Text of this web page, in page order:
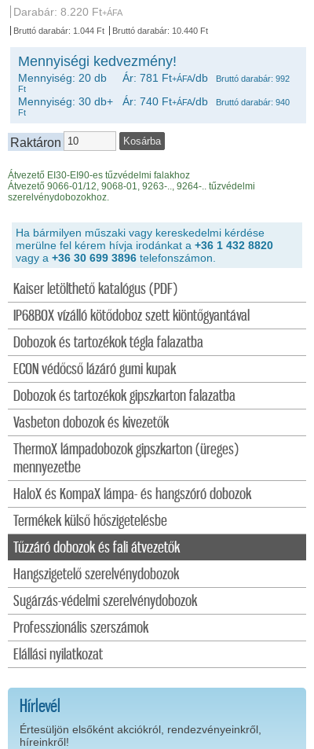
Kaiser letölthető katalógus (PDF)
IP68BOX vízálló kötődoboz szett kiöntőgyantával
Dobozok és tartozékok tégla falazatba
ECON védőcső lázáró gumi kupak
Dobozok és tartozékok gipszkarton falazatba
Vasbeton dobozok és kivezetők
ThermoX lámpadobozok gipszkarton (üreges)
mennyezetbe
HaloX és KompaX lámpa- és hangszóró dobozok
Termékek külső hőszigetelésbe
Tűzzáró dobozok és fali átvezetők
Hangszigetelő szerelvénydobozok
Sugárzás-védelmi szerelvénydobozok
Professzionális szerszámok
Elállási nyilatkozat
Hírlevél
Értesüljön elsőként akciókról, rendezvényeinkről,
híreinkről!
Darabár: 8.220 Ft+ÁFA
Bruttó darabár: 1.044 Ft
Bruttó darabár: 10.440 Ft
Mennyiségi kedvezmény!
Mennyiség: 20 db Ár: 781 Ft+ÁFA/db
Bruttó darabár: 992
Ft
Mennyiség: 30 db+ Ár: 740 Ft+ÁFA/db
Bruttó darabár: 940
Ft
Raktáron
Átvezető EI30-EI90-es tűzvédelmi falakhoz
Átvezető 9066-01/12, 9068-01, 9263-.., 9264-.. tűzvédelmi
szerelvénydobozokhoz.
Ha bármilyen műszaki vagy kereskedelmi kérdése
merülne fel kérem hívja irodánkat a +36 1 432 8820
vagy a +36 30 699 3896 telefonszámon.